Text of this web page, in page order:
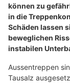
können zu
in die
Schäden lassen
beweglichen
instabilen
Aussentreppen
Tausalz